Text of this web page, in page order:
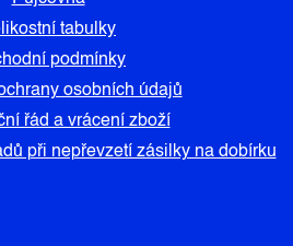
tabulky
podmínky
osobních údajů
řád a vrácení zboží
při nepřevzetí zásilky na dobírku